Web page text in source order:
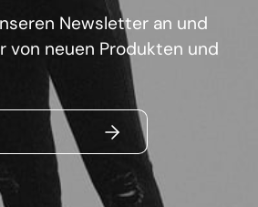
Newsletter an und
von neuen Produkten und
ABSENDEN